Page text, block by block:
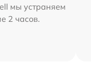
мы устраняем
2 часов.